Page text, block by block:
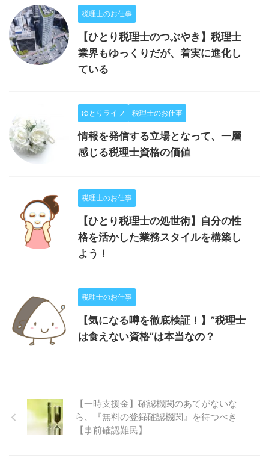
税理士のお仕事
【ひとり税理士のつぶやき】税理士
業界もゆっくりだが、着実に進化し
ている
ゆとりライフ 税理士のお仕事
情報を発信する立場となって、一層
感じる税理士資格の価値
税理士のお仕事
【ひとり税理士の処世術】自分の性
格を活かした業務スタイルを構築し
よう！
税理士のお仕事
【気になる噂を徹底検証！】”税理士
は食えない資格”は本当なの？
【一時支援金】確認機関のあてがないな
ら、『無料の登録確認機関』を待つべき
【事前確認難民】